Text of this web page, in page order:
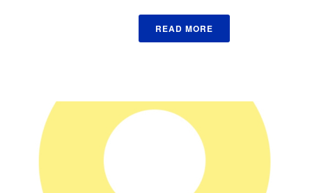
READ MORE